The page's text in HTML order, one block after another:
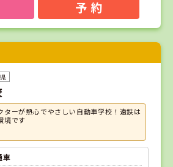
予 約
ターが熱心でやさしい自動車学校！遠鉄は
境です
車